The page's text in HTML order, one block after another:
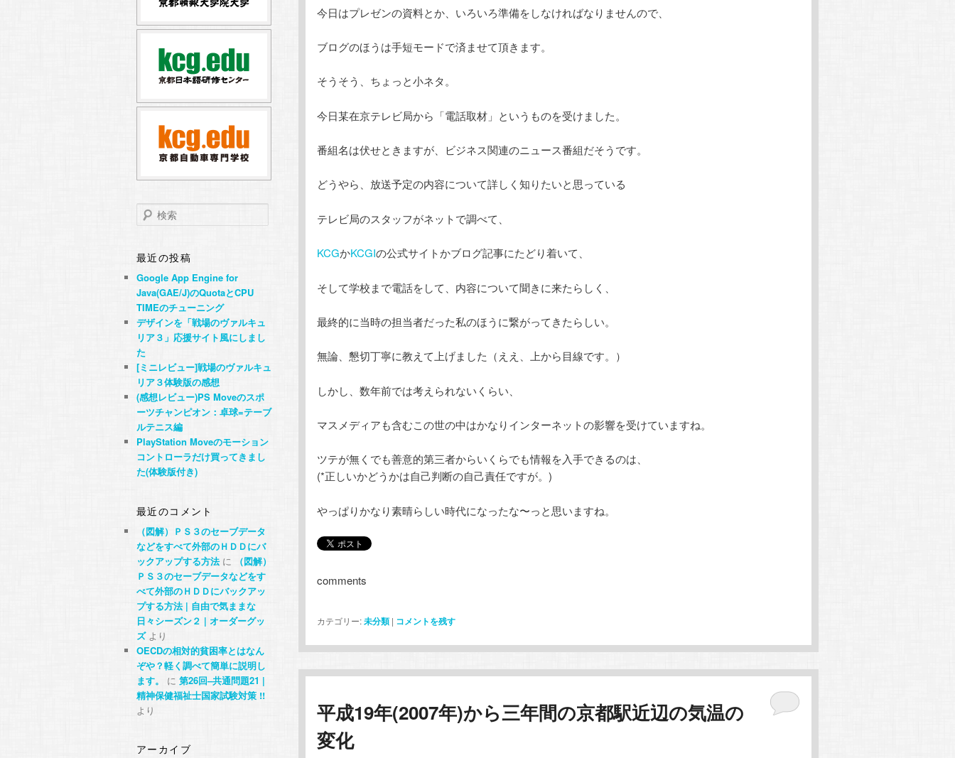
ツ
移
へ
動
今日はプレゼンの資料とか、いろいろ準備をしなければなりませんので、
ブログのほうは手短モードで済ませて頂きます。
そうそう、ちょっと小ネタ。
今日某在京テレビ局から「電話取材」というものを受けました。
番組名は伏せときますが、ビジネス関連のニュース番組だそうです。
どうやら、放送予定の内容について詳しく知りたいと思っている
テレビ局のスタッフがネットで調べて、
KCGかKCGIの公式サイトかブログ記事にたどり着いて、
そして学校まで電話をして、内容について聞きに来たらしく、
最終的に当時の担当者だった私のほうに繋がってきたらしい。
無論、懇切丁寧に教えて上げました（ええ、上から目線です。）
しかし、数年前では考えられないくらい、
マスメディアも含むこの世の中はかなりインターネットの影響を受けていますね。
ツテが無くでも善意的第三者からいくらでも情報を入手できるのは、
(*正しいかどうかは自己判断の自己責任ですが。)
やっぱりかなり素晴らしい時代になったな〜っと思いますね。
comments
カテゴリー:未分類 | コメントを残す
平成19年(2007年)から三年間の京都駅近辺の気温の
変化
検
索
最近の投稿
Google App Engine for
Java(GAE/J)のQuotaとCPU
TIMEのチューニング
デザインを「戦場のヴァルキュ
リア３」応援サイト風にしまし
た
[ミニレビュー]戦場のヴァルキュ
リア３体験版の感想
(感想レビュー)PS Moveのスポ
ーツチャンピオン：卓球=テーブ
ルテニス編
PlayStation Moveのモーション
コントローラだけ買ってきまし
た(体験版付き)
最近のコメント
（図解）ＰＳ３のセーブデータ
などをすべて外部のＨＤＤにバ
ックアップする方法に
（図解）
ＰＳ３のセーブデータなどをす
べて外部のＨＤＤにバックアッ
プする方法 | 自由で気ままな
日々シーズン２ | オーダーグッ
ズより
OECDの相対的貧困率とはなん
ぞや？軽く調べて簡単に説明し
ます。
に 第26回–共通問題21 |
精神保健福祉士国家試験対策 !!
より
アーカイブ